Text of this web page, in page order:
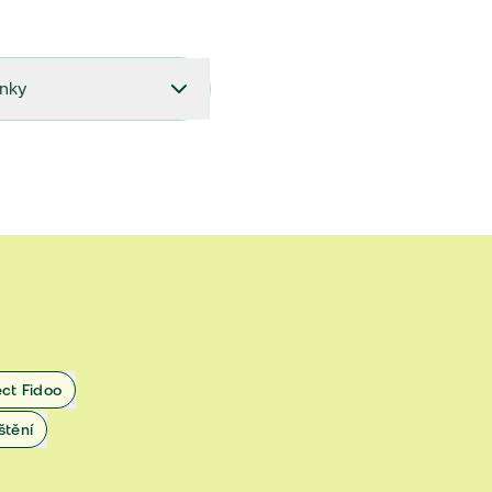
do 31.10.2022
do 8.7.2020
do 31.10.2019
Fidoo